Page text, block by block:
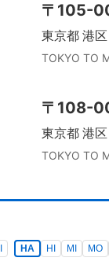
〒 105-
東京都 港区
TOKYO TO
〒 108-
東京都 港区
TOKYO TO
HA HI MI MO